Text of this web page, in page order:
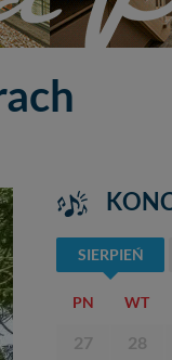
SIERPIEŃ
PN WT
27 28